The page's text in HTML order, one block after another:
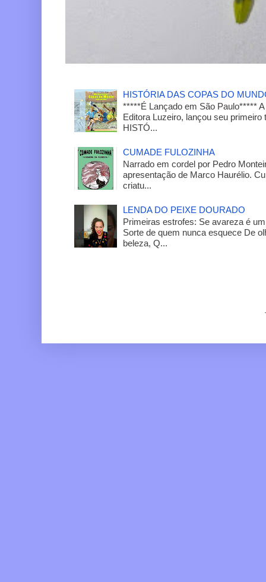
HISTÓRIA DAS COPAS DO
*****É Lançado em São Paulo*****
Editora Luzeiro, lançou seu primeiro
HISTÓ...
CUMADE FULOZINHA
Narrado em cordel por Pedro
apresentação de Marco Haurélio.
criatu...
LENDA DO PEIXE DOURADO
Primeiras estrofes: Se avareza é
Sorte de quem nunca esquece De
beleza, Q...